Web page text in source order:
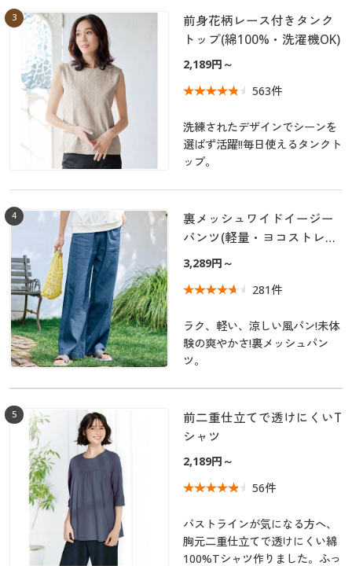
3
前身花柄レース付きタンク
トップ(綿100%・洗濯機OK)
2,189円～
563件
洗練されたデザインでシーンを
選ばず活躍!!毎日使えるタンクト
ップ。
4
裏メッシュワイドイージー
パンツ(軽量・ヨコストレッ
チ・UVカット・接触冷感・
3,289円～
281件
ラク、軽い、涼しい風パン!未体
験の爽やかさ!裏メッシュパン
ツ。
5
前二重仕立てで透けにくいT
シャツ
2,189円～
56件
バストラインが気になる方へ、
胸元二重仕立てで透けにくい綿
100%Tシャツ作りました。ふっ